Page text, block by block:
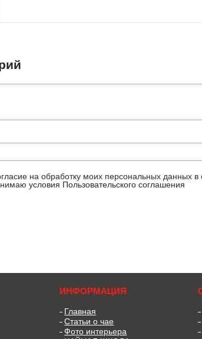
на обработку моих персональных данных
условия Пользовательского соглашения
ИНФОРМАЦИЯ
Главная
Статьи о чае
Фото интерьера